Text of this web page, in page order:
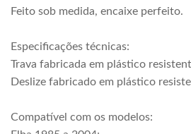
Feito sob medida, encaixe perfeito.
Especificações técnicas:
Trava fabricada em plástico
Deslize fabricado em plástico
Compatível com os modelos: